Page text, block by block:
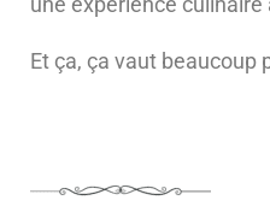
Et ça, ça vaut beaucoup